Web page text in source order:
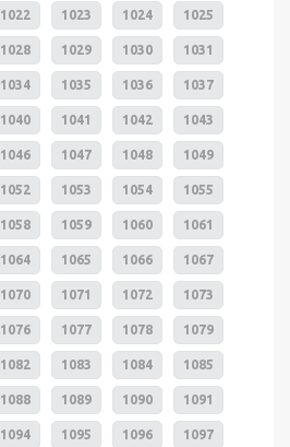
1022 1023 1024 1025
1028 1029 1030 1031
1034 1035 1036 1037
1040 1041 1042 1043
1046 1047 1048 1049
1052 1053 1054 1055
1058 1059 1060 1061
1064 1065 1066 1067
1070 1071 1072 1073
1076 1077 1078 1079
1082 1083 1084 1085
1088 1089 1090 1091
1094 1095 1096 1097